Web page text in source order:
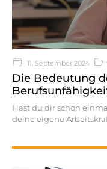
11. September 2024
Die Bedeutung
Hast du dir schon
deine eigene